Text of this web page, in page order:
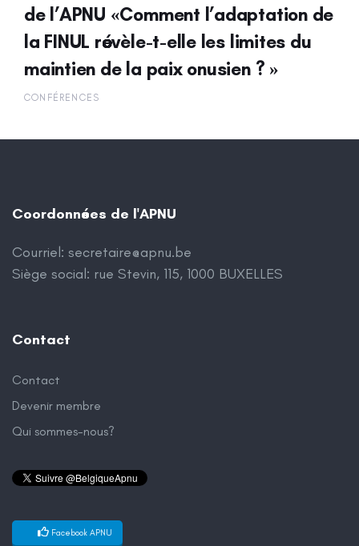
de l’APNU «Comment l’adaptation de
la FINUL révèle-t-elle les limites du
maintien de la paix onusien ? »
CONFÉRENCES
Coordonnées de l'APNU
Courriel: secretaire@apnu.be
Siège social: rue Stevin, 115, 1000 BUXELLES
Contact
Contact
Devenir membre
Qui sommes-nous?
Facebook APNU